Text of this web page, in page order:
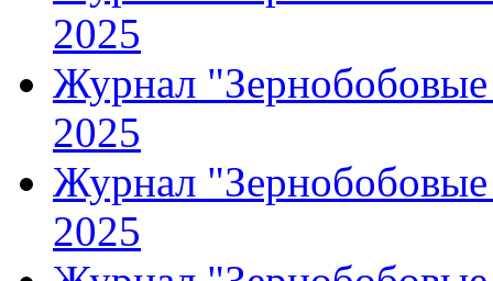
2025
Журнал
2025
Журнал
2025